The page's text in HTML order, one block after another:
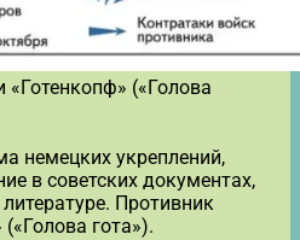
«Готенкопф» («Голова
немецких укреплений,
в советских документах,
Противник
гота»).